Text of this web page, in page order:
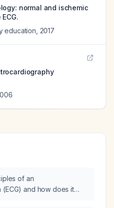
normal and ischemic
education 2017
of an
and how does it